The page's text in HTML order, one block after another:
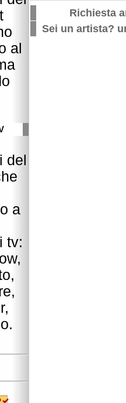
al
del
a
tv:
Richiesta
Sei un artista?